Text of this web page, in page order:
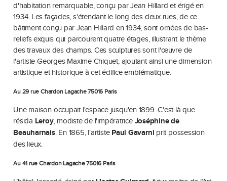
d'habitation remarquable, conçu par Jean Hillard et érigé en
1934. Les façades, s'étendant le long des deux rues, de ce
bâtiment conçu par Jean Hillard en 1934, sont ornées de bas-
reliefs exquis qui parcourent quatre étages, illustrant le thème
des travaux des champs. Ces sculptures sont l'œuvre de
l'artiste Georges Maxime Chiquet, ajoutant ainsi une dimension
artistique et historique à cet édifice emblématique.
Au 29 rue Chardon Lagache 75016 Paris
Une maison occupait l'espace jusqu'en 1899. C'est là que
résida Leroy, modiste de l'impératrice Joséphine de
Beauharnais. En 1865, l'artiste Paul Gavarni prit possession
des lieux.
Au 41 rue Chardon Lagache 75016 Paris